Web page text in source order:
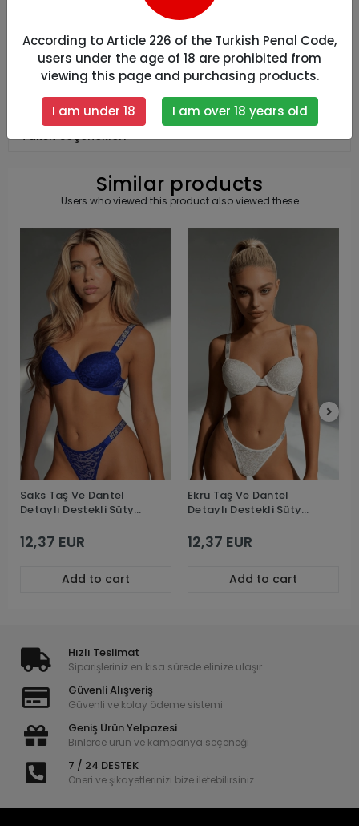
Size Chart
Taksit Seçenekleri
Similar products
Users who viewed this product also viewed these
Saks Taş Ve Dantel
Detaylı Destekli Sütyen
12,37 EUR
Add to cart
Ekru Taş Ve Dantel
Detaylı Destekli Sütyen
12,37 EUR
Add to cart
Hızlı Teslimat
Siparişleriniz en kısa sürede elinize ulaşır.
Güvenli Alışveriş
Güvenli ve kolay ödeme sistemi
Geniş Ürün Yelpazesi
Binlerce ürün ve kampanya seçeneği
7 / 24 DESTEK
Öneri ve şikayetlerinizi bize iletebilirsiniz.
According to Article 226 of the Turkish Penal Code,
users under the age of 18 are prohibited from
viewing this page and purchasing products.
I am under 18 I am over 18 years old